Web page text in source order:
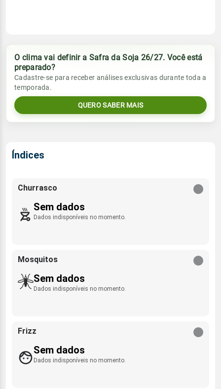
O clima vai definir a Safra da Soja 26/27. Você está
preparado?
Cadastre-se para receber análises exclusivas durante toda a
temporada.
QUERO SABER MAIS
Índices
Churrasco
Sem dados
Dados indisponíveis no momento.
Mosquitos
Sem dados
Dados indisponíveis no momento.
Frizz
Sem dados
Dados indisponíveis no momento.